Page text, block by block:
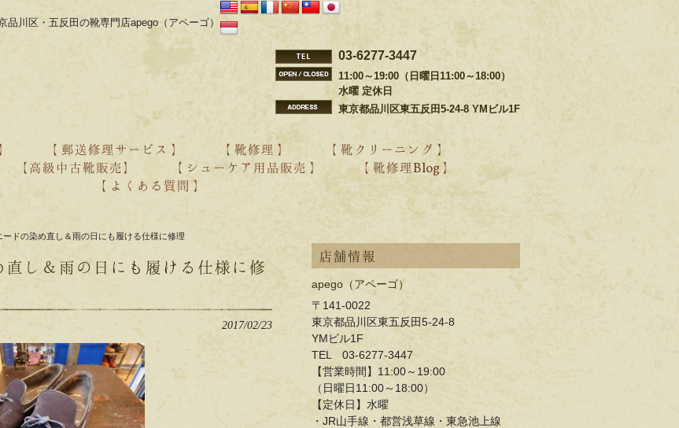
川区・五反田の靴専門店apego（アペーゴ）
03-6277-3447
11:00～19:00（日曜日11:00～18:00）
水曜 定休日
東京都品川区東五反田5-24-8 YMビル1F
【 郵送修理サービス 】 【 靴修理 】
【 靴クリーニング 】
・aestas オーダー紹介
・YONCA オーダー紹介
【高級中古靴販売】 【 シューケア用品販売 】 【 靴修理Blog 】
・靴ブランド別の修理事例
・過去の靴修理ブログ
・過去のクリーニングブログ
【 よくある質問 】
ードの染め直し＆雨の日にも履ける仕様に修理
し＆雨の日にも履ける仕様に修
2017/02/23
店舗情報
apego（アペーゴ）
〒141-0022
東京都品川区東五反田5-24-8
YMビル1F
TEL 03-6277-3447
【営業時間】11:00～19:00
（日曜日11:00～18:00）
【定休日】水曜
・JR山手線・都営浅草線・東急池上線